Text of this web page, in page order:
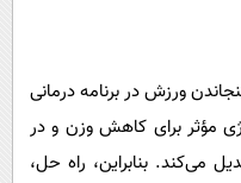
ورزش در برنامه درمانی
مؤثر برای کاهش وزن و در
می‌کند. بنابراین، راه حل،